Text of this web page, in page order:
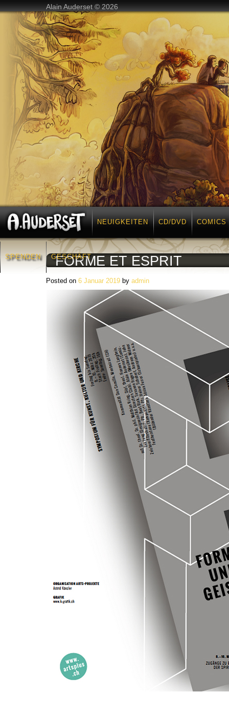
Alain Auderset © 2026
NEUIGKEITEN CD/DVD COMICS
SPENDEN GESCHÄFT
FORME ET ESPRIT
Posted on 6 Januar 2019 by admin